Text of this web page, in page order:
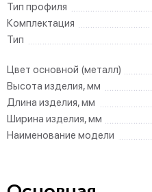
Тип профиля
Комплектация
Тип
Цвет основной (металл)
Высота изделия, мм
Длина изделия, мм
Ширина изделия, мм
Наименование модели